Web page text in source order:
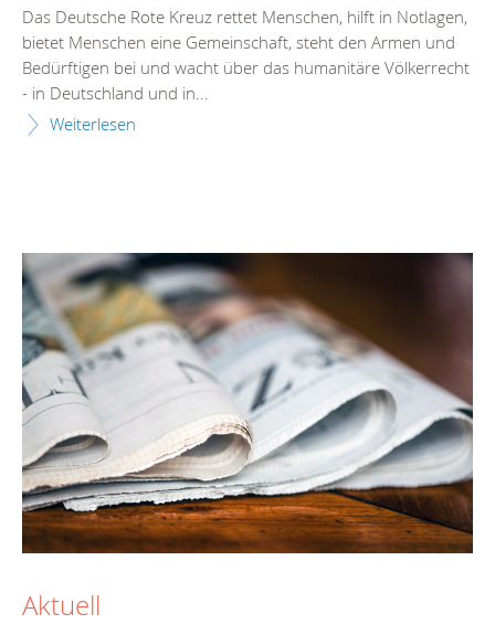
Das Deutsche Rote Kreuz rettet Menschen, hilft in Notlagen,
bietet Menschen eine Gemeinschaft, steht den Armen und
Bedürftigen bei und wacht über das humanitäre Völkerrecht
- in Deutschland und in...
Weiterlesen
Aktuell